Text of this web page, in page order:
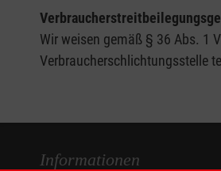
Wir weisen gemäß § 36 Abs. 1
Verbraucherschlichtungsstelle
Informationen